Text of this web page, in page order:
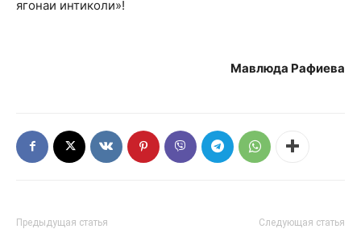
ягонаи интиколи»!
Мавлюда Рафиева
Предыдущая статья Следующая статья